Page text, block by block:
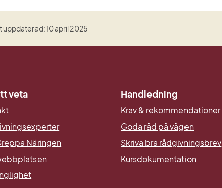
uppdaterad: 10 april 2025
veta
Näringen
Handledning
Krav & rekommendationer
Goda råd på vägen
Skriva bra rådgivningsbrev
Kursdokumentation